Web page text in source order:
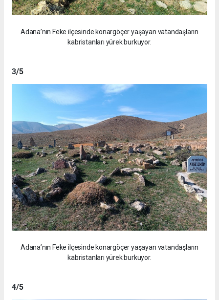
Adana’nın Feke ilçesinde konargöçer yaşayan vatandaşların
kabristanları yürek burkuyor.
3/5
Adana’nın Feke ilçesinde konargöçer yaşayan vatandaşların
kabristanları yürek burkuyor.
4/5